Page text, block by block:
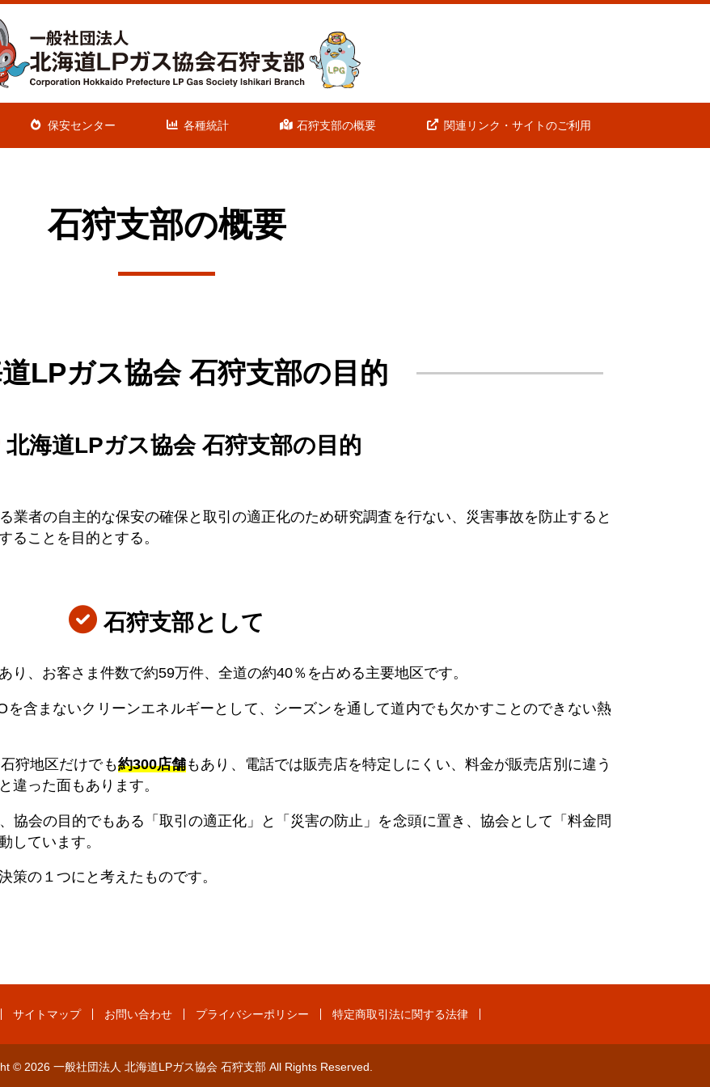
保安センター 各種統計 石狩支部の概要 関連リンク・サイトのご利用
石狩支部の概要
LPガス協会 石狩支部の目的
北海道LPガス協会 石狩支部の目的
業者の自主的な保安の確保と取引の適正化のため研究調査を行ない、災害事故を防止すると
ることを目的とする。
石狩支部として
り、お客さま件数で約59万件、全道の約40％を占める主要地区です。
含まないクリーンエネルギーとして、シーズンを通して道内でも欠かすことのできない熱
狩地区だけでも約300店舗もあり、電話では販売店を特定しにくい、料金が販売店別に違う
違った面もあります。
協会の目的でもある「取引の適正化」と「災害の防止」を念頭に置き、協会として「料金問
しています。
策の１つにと考えたものです。
サイトマップ お問い合わせ プライバシーポリシー 特定商取引法に関する法律
© 2026 一般社団法人 北海道LPガス協会 石狩支部 All Rights Reserved.